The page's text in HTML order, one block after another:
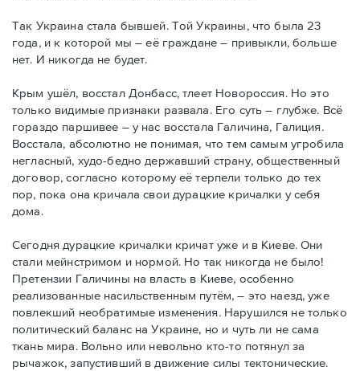
Так Украина стала бывшей. Той Украины, что была 23
года, и к которой мы – её граждане – привыкли, больше
нет. И никогда не будет.
Крым ушёл, восстал Донбасс, тлеет Новороссия. Но это
только видимые признаки развала. Его суть – глубже. Всё
гораздо паршивее – у нас восстала Галичина, Галиция.
Восстала, абсолютно не понимая, что тем самым угробила
негласный, худо-бедно державший страну, общественный
договор, согласно которому её терпели только до тех
пор, пока она кричала свои дурацкие кричалки у себя
дома.
Сегодня дурацкие кричалки кричат уже и в Киеве. Они
стали мейнстримом и нормой. Но так никогда не было!
Претензии Галичины на власть в Киеве, особенно
реализованные насильственным путём, – это наезд, уже
повлекший необратимые изменения. Нарушился не только
политический баланс на Украине, но и чуть ли не сама
ткань мира. Вольно или невольно кто-то потянул за
рычажок, запустивший в движение силы тектонические.